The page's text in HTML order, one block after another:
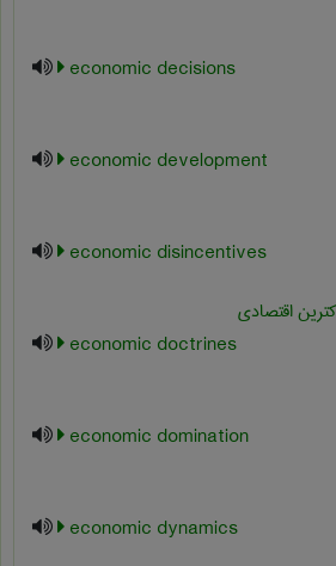
economic decisions
economic development
economic disincentives
اقتصادی
economic doctrines
economic domination
economic dynamics